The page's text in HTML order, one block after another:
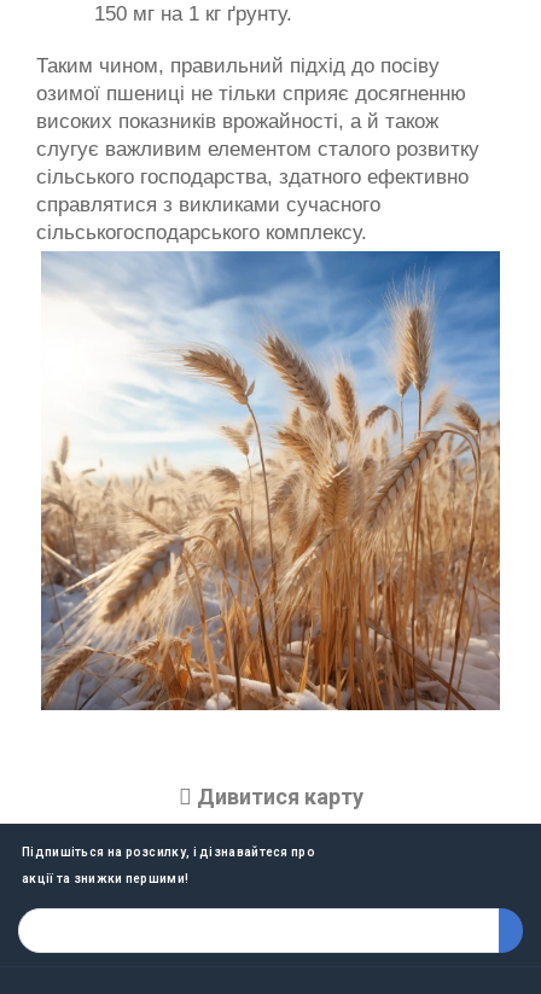
150 мг на 1 кг ґрунту.
Таким чином, правильний підхід до посіву
озимої пшениці не тільки сприяє досягненню
високих показників врожайності, а й також
слугує важливим елементом сталого розвитку
сільського господарства, здатного ефективно
справлятися з викликами сучасного
сільськогосподарського комплексу.
Дивитися карту
Підпишіться на розсилку, і дізнавайтеся про
акції та знижки першими!